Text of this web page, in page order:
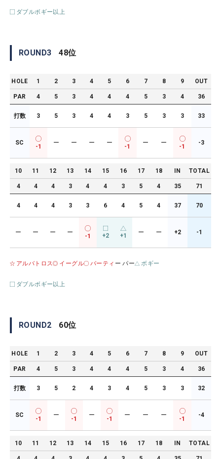
ダブルボギー以上
ROUND3 48位
HOLE 1 2 3 4 5 6 7 8 9 OUT
PAR 4 5 3 4 4 4 5 3 4 36
打数 3 5 3 4 4 3 5 3 3 33
SC
-1
ー ー ー ー
-1
ー ー
-1
-3
10 11 12 13 14 15 16 17 18 IN TOTAL
4 4 4 3 4 4 3 5 4 35 71
4 4 4 3 3 6 4 5 4 37 70
ー ー ー ー
-1 +2 +1 ー ー +2 -1
アルバトロス イーグル バーティ ー パー ボギー
ダブルボギー以上
ROUND2 60位
HOLE 1 2 3 4 5 6 7 8 9 OUT
PAR 4 5 3 4 4 4 5 3 4 36
打数 3 5 2 4 3 4 5 3 3 32
SC
-1
ー
-1
ー
-1
ー ー ー
-1
-4
10 11 12 13 14 15 16 17 18 IN TOTAL